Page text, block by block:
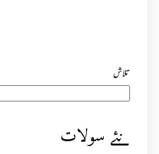
تلاش
نئے سولات